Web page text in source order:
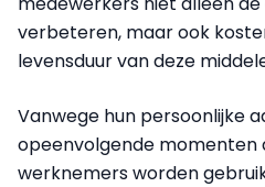
verbeteren, maar ook
levensduur van deze
Vanwege hun persoonlijke
opeenvolgende momenten
werknemers worden